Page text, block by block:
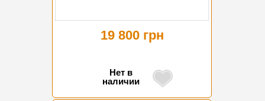
19 800 грн
Нет в
наличии